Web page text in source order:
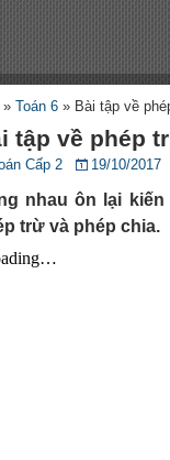
»Toán 6 » Bài tập về
tập về phép
Cấp 2 19/10/2017
nhau ôn lại
trừ và phép chia.